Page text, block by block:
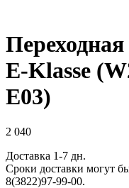
E-Klasse
E03)
2 040
Доставка 1-7 дн.
Сроки доставки могут
8(3822)97-99-00.